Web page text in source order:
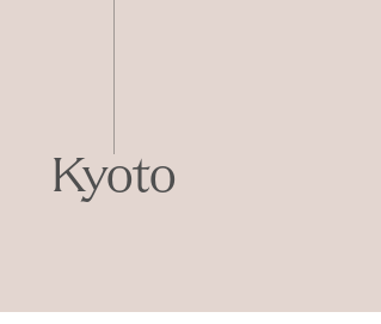
Kyoto